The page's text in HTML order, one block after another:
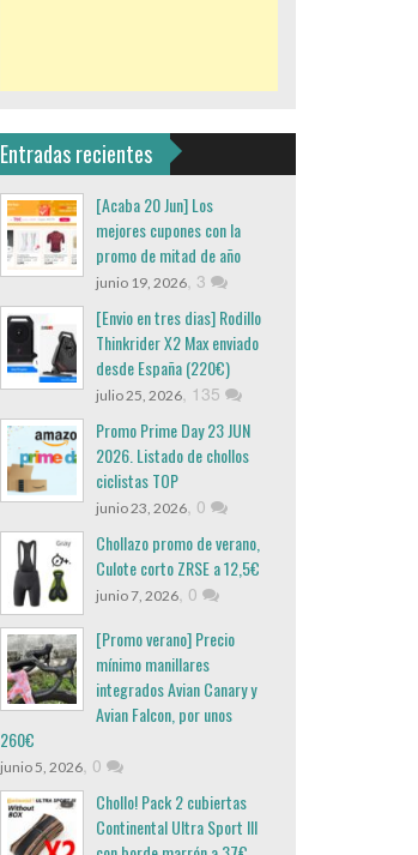
Entradas recientes
[Acaba 20 Jun] Los
mejores cupones con la
promo de mitad de año
junio 19, 2026, 3
[Envio en tres dias] Rodillo
Thinkrider X2 Max enviado
desde España (220€)
julio 25, 2026, 135
Promo Prime Day 23 JUN
2026. Listado de chollos
ciclistas TOP
junio 23, 2026, 0
Chollazo promo de verano,
Culote corto ZRSE a 12,5€
junio 7, 2026, 0
[Promo verano] Precio
mínimo manillares
integrados Avian Canary y
Avian Falcon, por unos
260€
junio 5, 2026, 0
Chollo! Pack 2 cubiertas
Continental Ultra Sport III